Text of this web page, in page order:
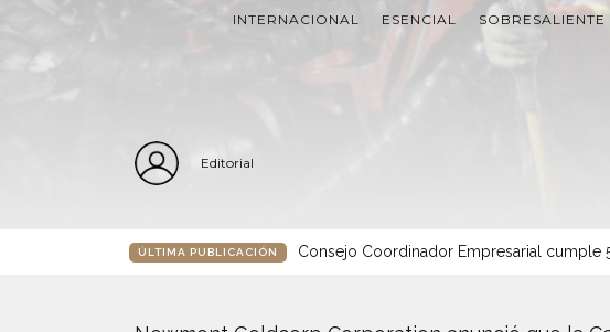
INTERNACIONAL ESENCIAL SOBRESALIENTE
Editorial
ÚLTIMA PUBLICACIÓN Consejo Coordinador Empresarial